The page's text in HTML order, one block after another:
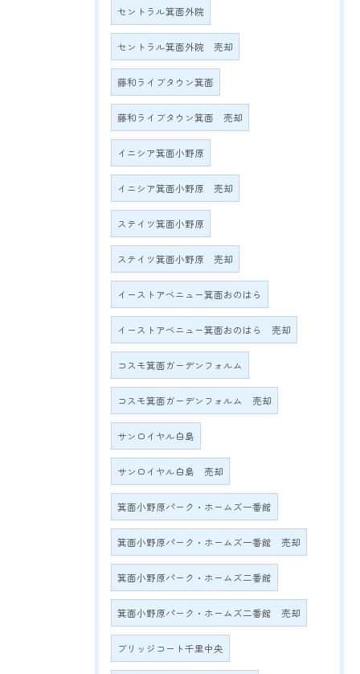
セントラル箕面外院
セントラル箕面外院 売却
藤和ライブタウン箕面
藤和ライブタウン箕面 売却
イニシア箕面小野原
イニシア箕面小野原 売却
ステイツ箕面小野原
ステイツ箕面小野原 売却
イーストアベニュー箕面おのはら
イーストアベニュー箕面おのはら 売却
コスモ箕面ガーデンフォルム
コスモ箕面ガーデンフォルム 売却
サンロイヤル白島
サンロイヤル白島 売却
箕面小野原パーク・ホームズ一番館
箕面小野原パーク・ホームズ一番館 売却
箕面小野原パーク・ホームズ二番館
箕面小野原パーク・ホームズ二番館 売却
ブリッジコート千里中央